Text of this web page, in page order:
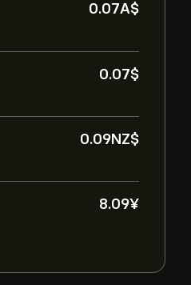
0.07‎A$‎
0.07‎$‎
0.09‎NZ$‎
8.09‎¥‎